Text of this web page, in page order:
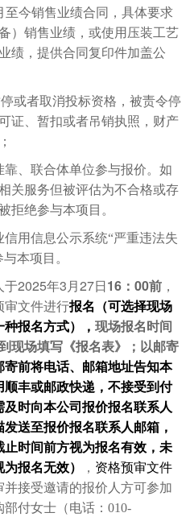
至今销售业绩合同，具体要求
）销售业绩，或使用压装工艺
绩，提供合同复印件加盖公
或者取消投标资格，被责令停
证、暂扣或者吊销执照，财产
靠、联合体单位参与报价。如
关服务但被评估为不合格或存
拒绝参与本项目。
信用信息公示系统“严重违法失
本项目。
于2025年3 月 27日 16 ： 00前 ，
审文件进行报名（可选择现场
报名方式）， 现场报名时间
到现场填写《报名表》；以邮寄
寄前将电话、邮箱地址告知本
丰或邮政快递，不接受到付
时向本公司报价报名联系人
送至报价报名联系人邮箱，
时间前方视为报名有效，未
报名无效）
， 资格预审文件
并接受邀请的报价人方可参加
付女士（电话： 010-